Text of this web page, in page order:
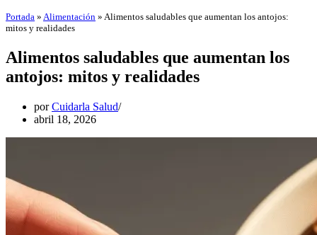
Portada » Alimentación » Alimentos saludables que aumentan los antojos:
mitos y realidades
Alimentos saludables que aumentan los
antojos: mitos y realidades
porCuidarla Salud
abril 18, 2026